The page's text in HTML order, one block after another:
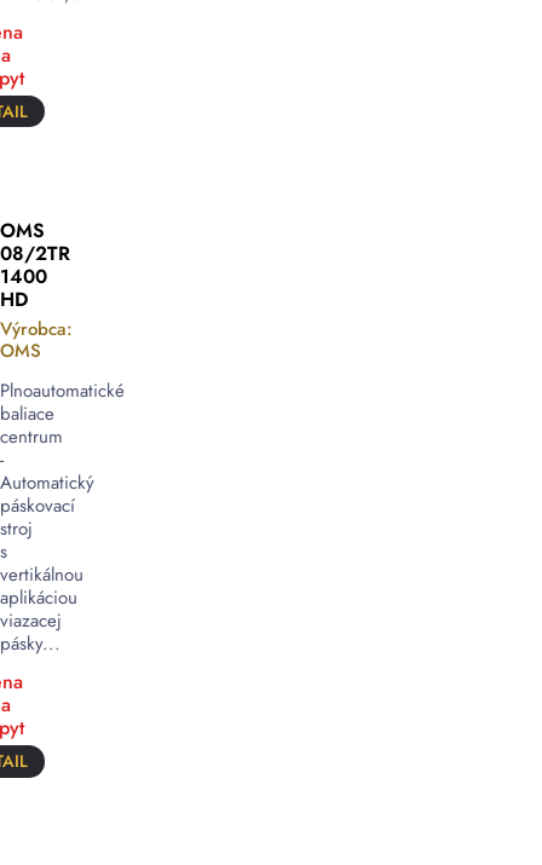
OMS
08/2TR
1400
HD
Výrobca:
OMS
Plnoautomatické
baliace
centrum
-
Automatický
páskovací
stroj
s
vertikálnou
aplikáciou
viazacej
pásky...